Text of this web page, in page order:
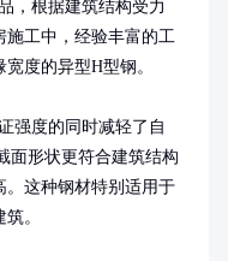
，根据建筑结构受力
施工中，经验丰富的工
度的异型H型钢。
强度的同时减轻了自
面形状更符合建筑结构
。这种钢材特别适用于
。